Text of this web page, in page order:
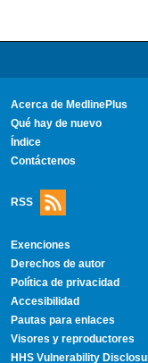
Acerca de MedlinePlus
Qué hay de nuevo
Índice
Contáctenos
RSS
Exenciones
Derechos de autor
Política de privacidad
Accesibilidad
Pautas para enlaces
Visores y reproductores
HHS Vulnerability